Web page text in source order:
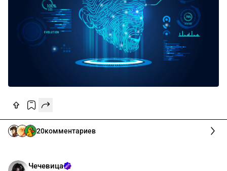
20комментариев
Чечевица